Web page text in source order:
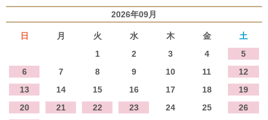
2026年09月
日 月 火 水 木 金
土
1
2 3 4
5
6
7 8 9 10 11
12
13
14 15 16 17 18
19
20
21 22 23 24 25
26